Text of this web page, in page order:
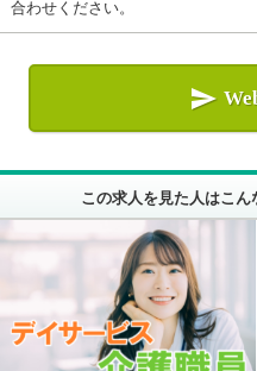
合わせください。

この求人を見た人はこ